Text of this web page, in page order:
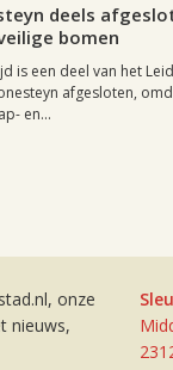
deels
bomen
is een deel van het
afgesloten,
en...
onze
nieuws,